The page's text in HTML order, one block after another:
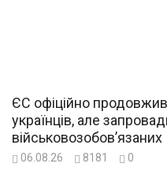
ЄС офіційно
українців, але
військовозобов’язаних
06.08.26 8181 0